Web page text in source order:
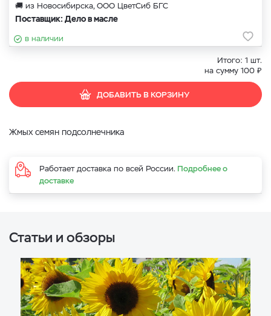
в наличии
🚚 из Новосибирска, ООО ЦветСиб БГС
Поставщик: Дело в масле
Итого: 1 шт.
на сумму 100 ₽
ДОБАВИТЬ В КОРЗИНУ
Жмых семян подсолнечника
Работает доставка по всей России. Подробнее о
доставке
Статьи и обзоры